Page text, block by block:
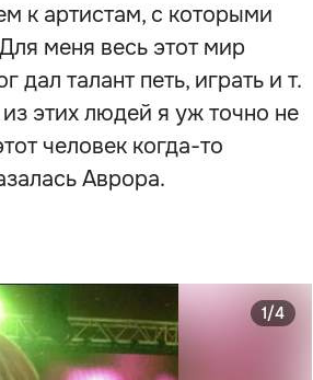
к артистам, с которыми
меня весь этот мир
талант петь, играть и т.
этих людей я уж точно не
человек когда-то
Аврора.
1/4